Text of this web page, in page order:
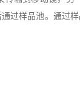
过样品池。通